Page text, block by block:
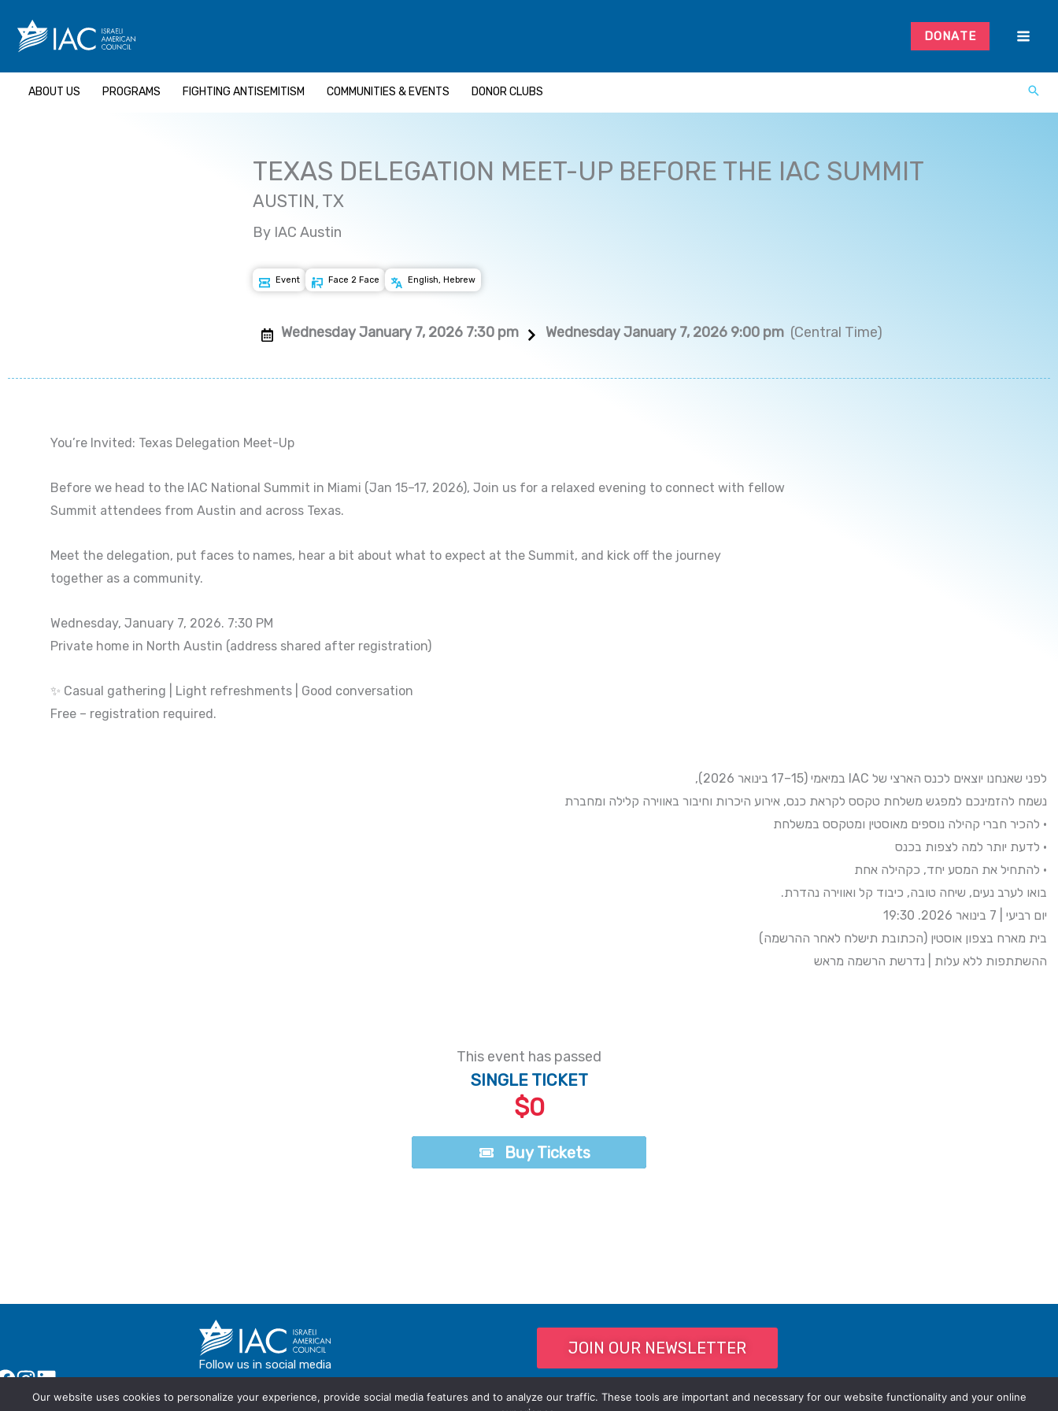
content
DONATE
ABOUT US PROGRAMS FIGHTING ANTISEMITISM COMMUNITIES & EVENTS DONOR CLUBS
TEXAS DELEGATION MEET-UP BEFORE THE IAC SUMMIT
AUSTIN, TX
By IAC Austin
Event Face 2 Face English, Hebrew
Wednesday January 7, 2026 7:30 pm Wednesday January 7, 2026 9:00 pm (Central Time)
You’re Invited: Texas Delegation Meet-Up
Before we head to the IAC National Summit in Miami (Jan 15–17, 2026), Join us for a relaxed evening to connect with fellow
Summit attendees from Austin and across Texas.
Meet the delegation, put faces to names, hear a bit about what to expect at the Summit, and kick off the journey
together as a community.
Wednesday, January 7, 2026. 7:30 PM
Private home in North Austin (address shared after registration)
✨ Casual gathering | Light refreshments | Good conversation
Free – registration required.
לפני שאנחנו יוצאים לכנס הארצי של IAC במיאמי (15–17 בינואר 2026),
נשמח להזמינכם למפגש משלחת טקסס לקראת כנס, אירוע היכרות וחיבור באווירה קלילה ומחברת
• להכיר חברי קהילה נוספים מאוסטין ומטקסס במשלחת
• לדעת יותר למה לצפות בכנס
• להתחיל את המסע יחד, כקהילה אחת
בואו לערב נעים, שיחה טובה, כיבוד קל ואווירה נהדרת.
יום רביעי | 7 בינואר 2026. 19:30
בית מארח בצפון אוסטין (הכתובת תישלח לאחר ההרשמה)
ההשתתפות ללא עלות | נדרשת הרשמה מראש
This event has passed
SINGLE TICKET
$0
Buy Tickets
Follow us in social media
JOIN OUR NEWSLETTER
Our website uses cookies to personalize your experience, provide social media features and to analyze our traffic. These tools are important and necessary for our website functionality and your online